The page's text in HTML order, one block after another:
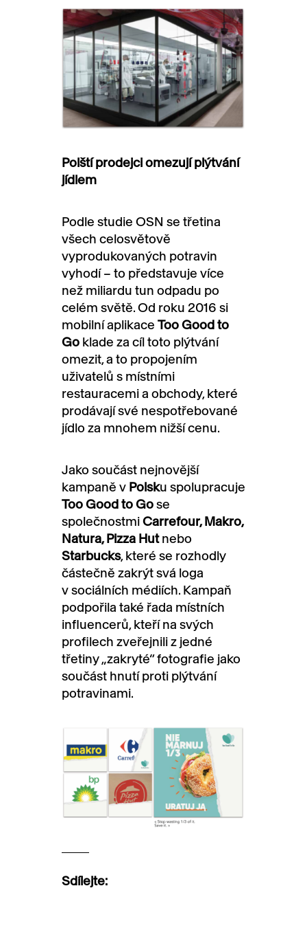
Polští prodejci omezují plýtvání
jídlem
Podle studie OSN se třetina
všech celosvětově
vyprodukovaných potravin
vyhodí – to představuje více
než miliardu tun odpadu po
celém světě. Od roku 2016 si
mobilní aplikace Too Good to
Go klade za cíl toto plýtvání
omezit, a to propojením
uživatelů s místními
restauracemi a obchody, které
prodávají své nespotřebované
jídlo za mnohem nižší cenu.
Jako součást nejnovější
kampaně v Polsku spolupracuje
Too Good to Gose
společnostmiCarrefour, Makro,
Natura, Pizza Hutnebo
Starbucks, které se rozhodly
částečně zakrýt svá loga
v sociálních médiích. Kampaň
podpořila také řada místních
influencerů, kteří na svých
profilech zveřejnili z jedné
třetiny „zakryté“ fotografie jako
součást hnutí proti plýtvání
potravinami.
Sdílejte: